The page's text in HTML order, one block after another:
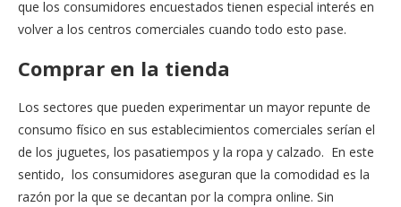
que los consumidores encuestados tienen especial interés en
volver a los centros comerciales cuando todo esto pase.
Comprar en la tienda
Los sectores que pueden experimentar un mayor repunte de
consumo físico en sus establecimientos comerciales serían el
de los juguetes, los pasatiempos y la ropa y calzado. En este
sentido, los consumidores aseguran que la comodidad es la
razón por la que se decantan por la compra online. Sin